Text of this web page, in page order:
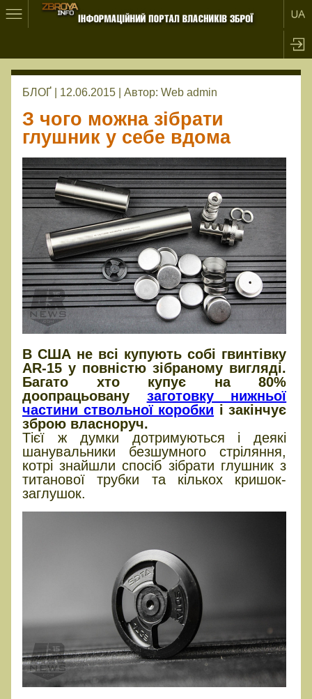
БЛОҐ | 12.06.2015 | Автор: Web admin
З чого можна зібрати
глушник у себе вдома
В США не всі купують собі гвинтівку
AR-15 у повністю зібраному вигляді.
Багато хто купує на 80%
доопрацьовану заготовку нижньої
частини ствольної коробки і закінчує
зброю власноруч.
Тієї ж думки дотримуються і деякі
шанувальники безшумного стріляння,
котрі знайшли спосіб зібрати глушник з
титанової трубки та кількох кришок-
заглушок.